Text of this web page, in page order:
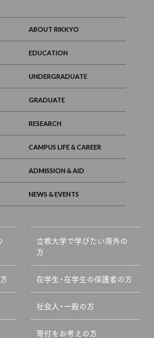
立教大学で学びたい海外の
方
在学生・在学生の保護者の方
社会人・一般の方
寄付をお考えの方